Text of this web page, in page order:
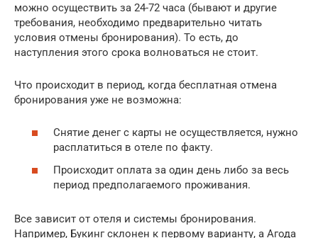
можно осуществить за 24-72 часа (бывают и другие
требования, необходимо предварительно читать
условия отмены бронирования). То есть, до
наступления этого срока волноваться не стоит.
Что происходит в период, когда бесплатная отмена
бронирования уже не возможна:
Снятие денег с карты не осуществляется, нужно
расплатиться в отеле по факту.
Происходит оплата за один день либо за весь
период предполагаемого проживания.
Все зависит от отеля и системы бронирования.
Например, Букинг склонен к первому варианту, а Агода